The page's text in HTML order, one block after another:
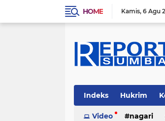
HOME Kamis 6 Agu
Indeks Hukrim
Video nagari